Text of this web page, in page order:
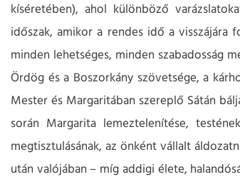
kíséretében), ahol különböző
időszak, amikor a rendes idő a
minden lehetséges, minden szabadosság
Ördög és a Boszorkány szövetsége, a
Mester és Margaritában szereplő Sátán
során Margarita lemeztelenítése,
megtisztulásának, az önként vállalt
után valójában – míg addigi élete,